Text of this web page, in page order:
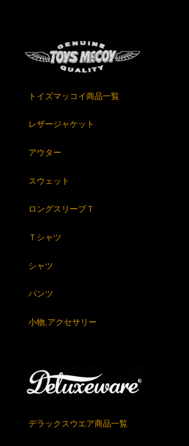
トイズマッコイ商品一覧
レザージャケット
アウター
スウェット
ロングスリーブＴ
Ｔシャツ
シャツ
パンツ
小物,アクセサリー
デラックスウエア商品一覧